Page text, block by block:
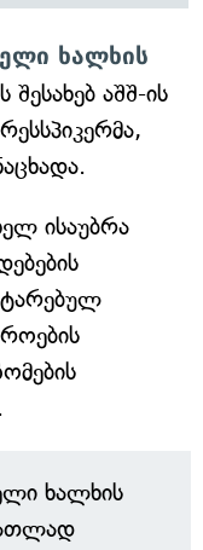
ხალხის
შესახებ აშშ-ის
ისაუბრა
ხალხის